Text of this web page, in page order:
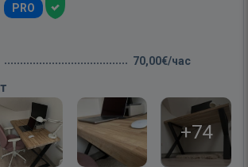
PRO
70,00€/час
+74